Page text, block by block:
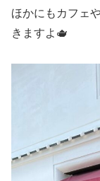
ほかにもカフェ
きますよ🫖